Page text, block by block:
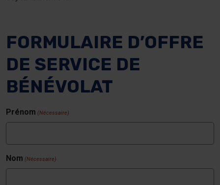
FORMULAIRE D’OFFRE
DE SERVICE DE
BÉNÉVOLAT
Prénom (Nécessaire)
Nom (Nécessaire)